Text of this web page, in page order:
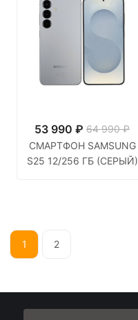
53 990 ₽ 64 990 ₽
СМАРТФОН SAMSUNG
S25 12/256 ГБ (СЕРЫЙ)
1 2